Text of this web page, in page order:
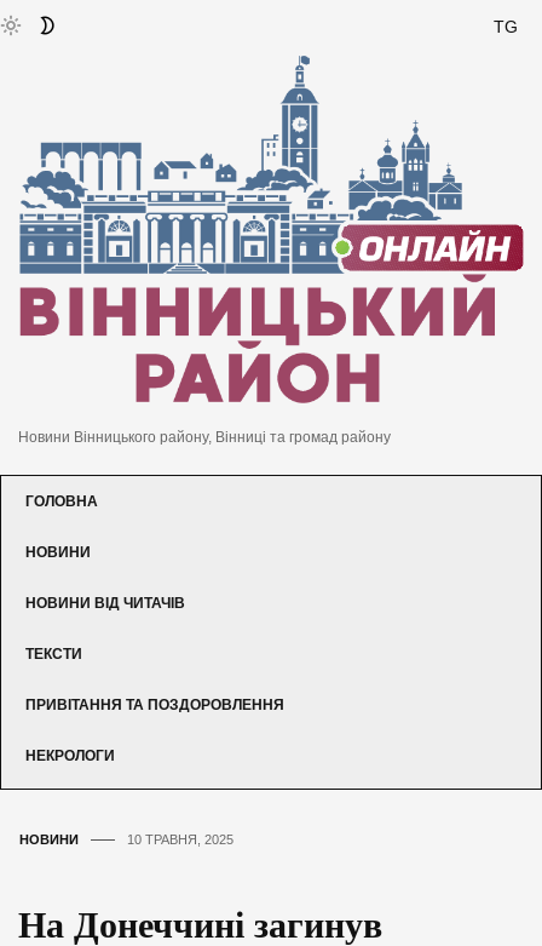
TG
Новини Вінницького району, Вінниці та громад району
ГОЛОВНА
НОВИНИ
НОВИНИ ВІД ЧИТАЧІВ
ТЕКСТИ
ПРИВІТАННЯ ТА ПОЗДОРОВЛЕННЯ
НЕКРОЛОГИ
НОВИНИ 10 ТРАВНЯ, 2025
На Донеччині загинув